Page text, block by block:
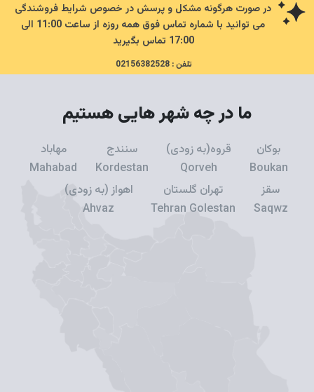
در صورت هرگونه مشکل و پرسش در خصوص شرایط فروشندگی
می توانید با شماره تماس فوق همه روزه از ساعت 11:00 الی
17:00 تماس بگیرید
تلفن : 02156382528
ما در چه شهر هایی هستیم
بوکان
Boukan
قروه(به زودی)
Qorveh
سنندج
Kordestan
مهاباد
Mahabad
سقز
Saqwz
تهران گلستان
Tehran Golestan
اهواز (به زودی)
Ahvaz